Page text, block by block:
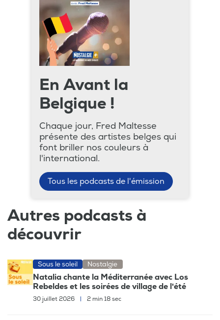
En Avant la
Belgique !
Chaque jour, Fred Maltesse
présente des artistes belges qui
font briller nos couleurs à
l'international.
Tous les podcasts de l'émission
Autres podcasts à
découvrir
Sous le soleil Nostalgie
Natalia chante la Méditerranée avec Los
Rebeldes et les soirées de village de l'été
30 juillet 2026 2 min 18 sec